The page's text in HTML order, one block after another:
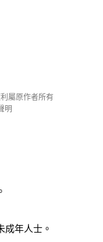
屬原作者所有
明
成年人士。